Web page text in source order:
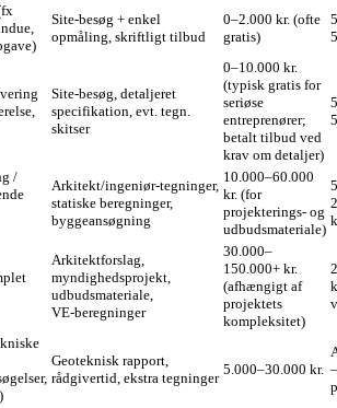
Site‑besøg + enkel
opmåling, skriftligt tilbud
0–2.000 kr. (ofte
gratis)
Site‑besøg, detaljeret
specifikation, evt. tegn.
skitser
0–10.000 kr.
(typisk gratis for
seriøse
entreprenører;
betalt tilbud ved
krav om detaljer)
/
Arkitekt/ingeniør‑tegninger,
statiske beregninger,
byggeansøgning
10.000–60.000
kr. (for
projekterings- og
udbudsmateriale)
Arkitektforslag,
myndighedsprojekt,
udbudsmateriale,
VE‑beregninger
30.000–
150.000+ kr.
(afhængigt af
projektets
kompleksitet)
Geoteknisk rapport,
rådgivertid, ekstra tegninger
5.000–30.000 kr.